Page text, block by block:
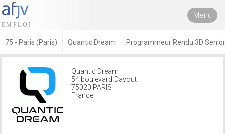
Menu
75 - Paris (Paris) Quantic Dream Programmeur Rendu 3D
Quantic Dream
54 boulevard Davout
75020 PARIS
France